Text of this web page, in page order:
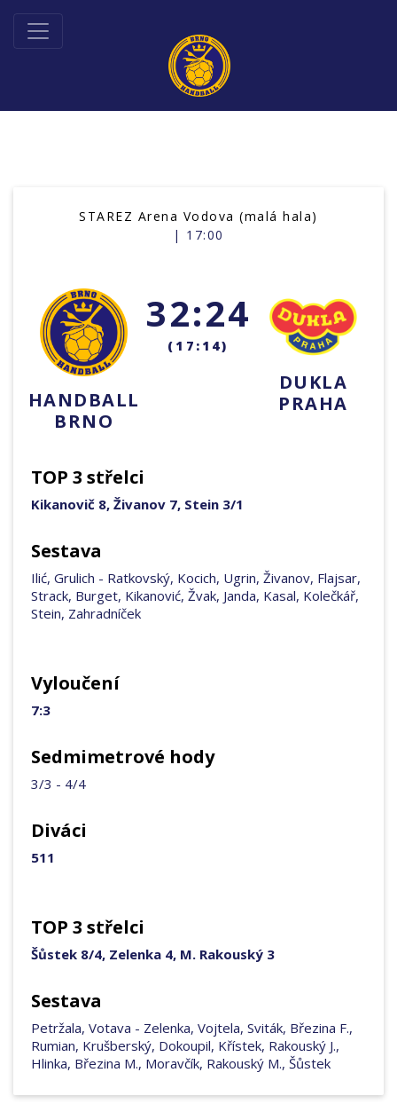
STAREZ Arena Vodova (malá hala)
| 17:00
HANDBALL
BRNO
32:24
(17:14)
DUKLA
PRAHA
TOP 3 střelci
Kikanovič 8, Živanov 7, Stein 3/1
Sestava
Ilić, Grulich - Ratkovský, Kocich, Ugrin, Živanov, Flajsar,
Strack, Burget, Kikanović, Žvak, Janda, Kasal, Kolečkář,
Stein, Zahradníček
Vyloučení
7:3
Sedmimetrové hody
3/3 - 4/4
Diváci
511
TOP 3 střelci
Šůstek 8/4, Zelenka 4, M. Rakouský 3
Sestava
Petržala, Votava - Zelenka, Vojtela, Sviták, Březina F.,
Rumian, Krušberský, Dokoupil, Křístek, Rakouský J.,
Hlinka, Březina M., Moravčík, Rakouský M., Šůstek